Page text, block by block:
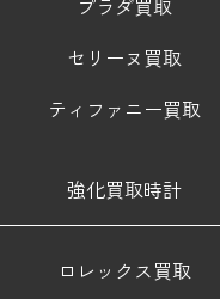
セリーヌ買取
ティファニー買取
強化買取時計
ロレックス買取